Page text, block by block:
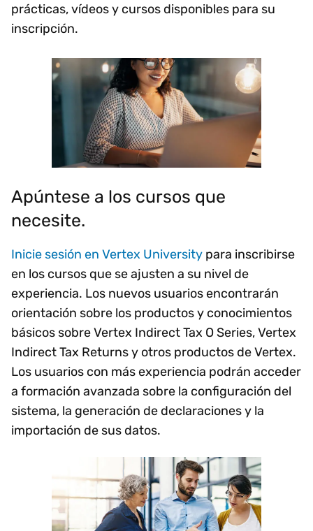
prácticas, vídeos y cursos disponibles para su
inscripción.
Apúntese a los cursos que
necesite.
Inicie sesión en Vertex University para inscribirse
en los cursos que se ajusten a su nivel de
experiencia. Los nuevos usuarios encontrarán
orientación sobre los productos y conocimientos
básicos sobre Vertex Indirect Tax O Series, Vertex
Indirect Tax Returns y otros productos de Vertex.
Los usuarios con más experiencia podrán acceder
a formación avanzada sobre la configuración del
sistema, la generación de declaraciones y la
importación de sus datos.